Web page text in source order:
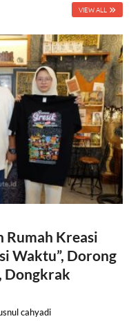
VIEW ALL
Rumah Kreasi
Waktu”, Dorong
Dongkrak
cahyadi